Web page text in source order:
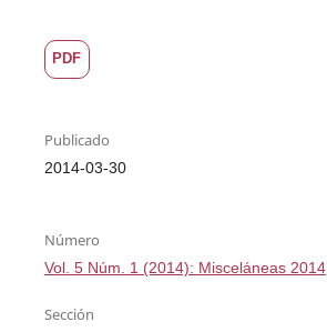
PDF
Publicado
2014-03-30
Número
Vol. 5 Núm. 1 (2014): Misceláneas 2014
Sección